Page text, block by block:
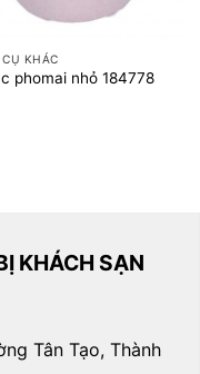
CỤ KHÁC
phomai nhỏ 184778
KHÁCH SẠN
Tân Tạo, Thành